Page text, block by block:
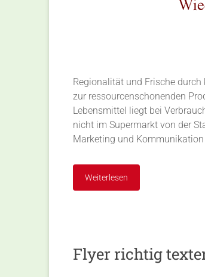
Regionalität und Frische
zur ressourcenschonenden
Lebensmittel liegt bei
nicht im Supermarkt von der
Marketing und
Weiterlesen
Flyer richtig